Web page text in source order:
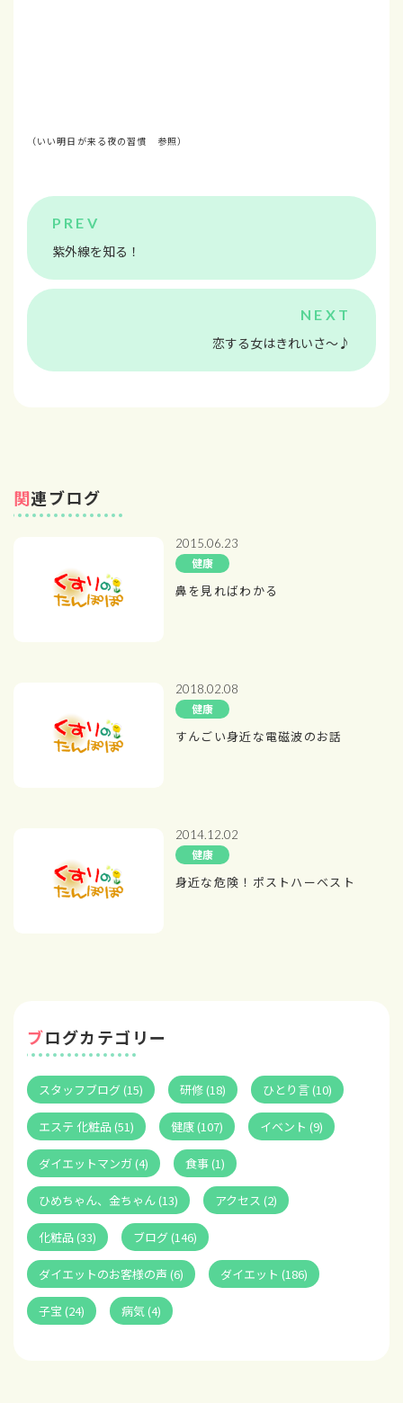
（いい明日が来る夜の習慣 参照）
紫外線を知る！
恋する女はきれいさ～♪
関連ブログ
2015.06.23
健康
鼻を見ればわかる
2018.02.08
健康
すんごい身近な電磁波のお話
2014.12.02
健康
身近な危険！ポストハーベスト
ブログカテゴリー
スタッフブログ (15) 研修 (18) ひとり言 (10)
エステ 化粧品 (51) 健康 (107) イベント (9)
ダイエットマンガ (4) 食事 (1)
ひめちゃん、金ちゃん (13) アクセス (2)
化粧品 (33) ブログ (146)
ダイエットのお客様の声 (6) ダイエット (186)
子宝 (24) 病気 (4)